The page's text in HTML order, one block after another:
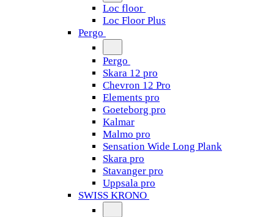
Loc floor
Loc Floor Plus
Pergo
Pergo
Skara 12 pro
Chevron 12 Pro
Elements pro
Goeteborg pro
Kalmar
Malmo pro
Sensation Wide Long Plank
Skara pro
Stavanger pro
Uppsala pro
SWISS KRONO